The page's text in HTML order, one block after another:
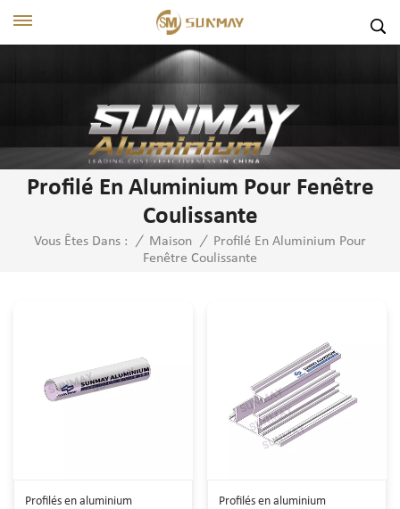
Profilé En Aluminium Pour Fenêtre
Coulissante
Vous Êtes Dans : / Maison /
Profilé En Aluminium Pour
Fenêtre Coulissante
Profilés en aluminium
Profilés en aluminium